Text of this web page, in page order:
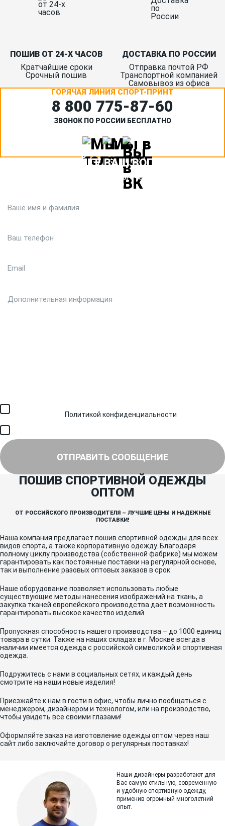
ПОШИВ ОТ 24-Х ЧАСОВ
Кратчайшие сроки
Срочный пошив
ДОСТАВКА ПО РОССИИ
Отправка почтой РФ
Транспортной компанией
Самовывоз из офиса
ГОРЯЧАЯ ЛИНИЯ СПОРТ-ПРИНТ
8 800 775‑87-60
ЗВОНОК ПО РОССИИ БЕСПЛАТНО
ЗАДАЙТЕ ВАШ ВОПРОС
Или кратко опишите ситуацию. Мы очень быстро свяжемся с
вами :)
Политикой конфиденциальности
ОТПРАВИТЬ СООБЩЕНИЕ
ПОШИВ СПОРТИВНОЙ ОДЕЖДЫ
ОПТОМ
ОТ РОССИЙСКОГО ПРОИЗВОДИТЕЛЯ – ЛУЧШИЕ ЦЕНЫ И НАДЕЖНЫЕ
ПОСТАВКИ!
Наша компания предлагает пошив спортивной одежды для всех
видов спорта, а также корпоративную одежду. Благодаря
полному циклу производства (собственной фабрике) мы можем
гарантировать как постоянные поставки на регулярной основе,
так и выполнение разовых оптовых заказов в срок.
Наше оборудование позволяет использовать любые
существующие методы нанесения изображений на ткань, а
закупка тканей европейского производства дает возможность
гарантировать высокое качество изделий.
Пропускная способность нашего производства – до 1000 единиц
товара в сутки. Также на наших складах в г. Москве всегда в
наличии имеется одежда с российской символикой и спортивная
одежда.
Подружитесь с нами в социальных сетях, и каждый день
смотрите на наши новые изделия!
Приезжайте к нам в гости в офис, чтобы лично пообщаться с
менеджером, дизайнером и технологом, или на производство,
чтобы увидеть все своими глазами!
Оформляйте заказ на изготовление одежды оптом через наш
сайт либо заключайте договор о регулярных поставках!
Наши дизайнеры разработают для
Вас самую стильную, современную
и удобную спортивную одежду,
применив огромный многолетний
опыт.